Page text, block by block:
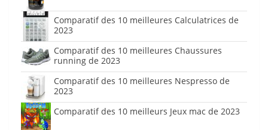
Comparatif des 10 meilleures Calculatrices de
2023
Comparatif des 10 meilleures Chaussures
running de 2023
Comparatif des 10 meilleures Nespresso de
2023
Comparatif des 10 meilleurs Jeux mac de 2023